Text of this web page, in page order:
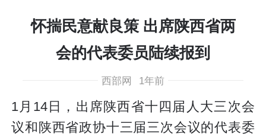
怀揣民意献良策 出席陕西省两
会的代表委员陆续报到
西部网 1年前
1月14日，出席陕西省十四届人大三次会
议和陕西省政协十三届三次会议的代表委